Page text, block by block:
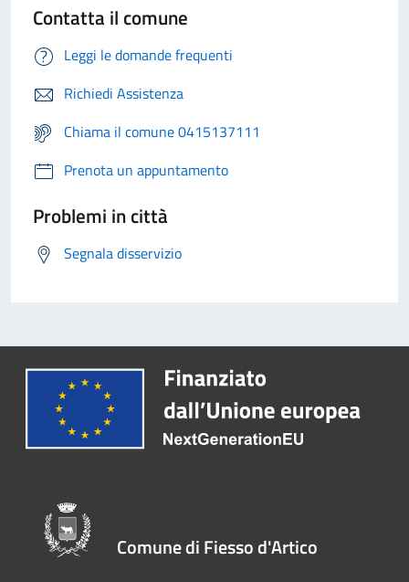
Contatta il comune
Leggi le domande frequenti
Richiedi Assistenza
Chiama il comune 0415137111
Prenota un appuntamento
Problemi in città
Segnala disservizio
Comune di Fiesso d'Artico